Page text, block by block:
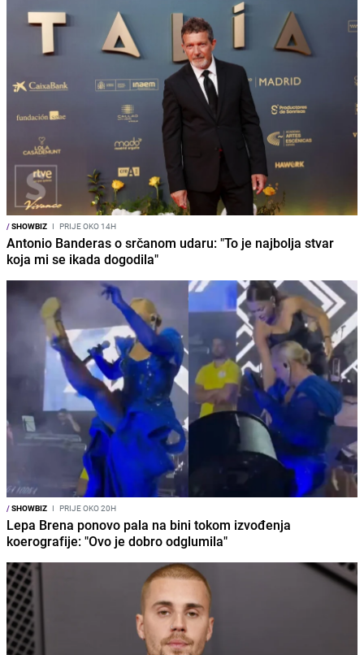
/SHOWBIZ I PRIJE OKO 14H
Antonio Banderas o srčanom udaru: "To je najbolja stvar
koja mi se ikada dogodila"
/SHOWBIZ I PRIJE OKO 20H
Lepa Brena ponovo pala na bini tokom izvođenja
koerografije: "Ovo je dobro odglumila"